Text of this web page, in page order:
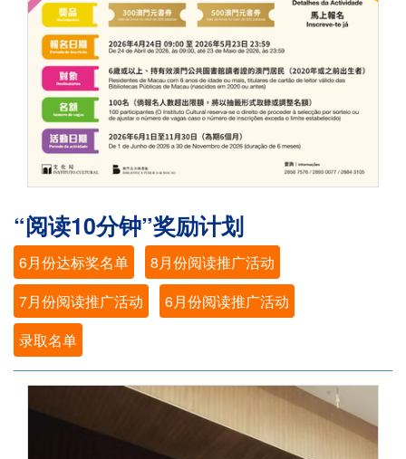
“阅读10分钟”奖励计划
6月份达标奖名单
8月份阅读推广活动
7月份阅读推广活动
6月份阅读推广活动
录取名单